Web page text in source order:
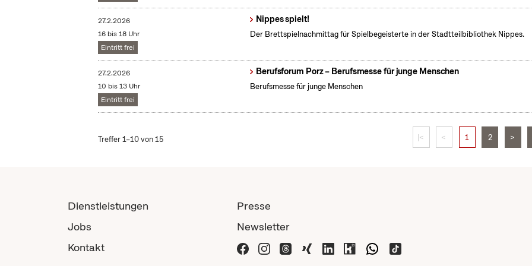
27.2.2026
16 bis 18 Uhr
Eintritt frei
Nippes spielt!
Der Brettspielnachmittag für Spielbegeisterte in der Stadtteilbibliothek Nippes.
27.2.2026
10 bis 13 Uhr
Eintritt frei
Berufsforum Porz – Berufsmesse für junge Menschen
Berufsmesse für junge Menschen
Treffer 1–10 von 15 |< < 1 2 >
Dienstleistungen
Jobs
Kontakt
Presse
Newsletter